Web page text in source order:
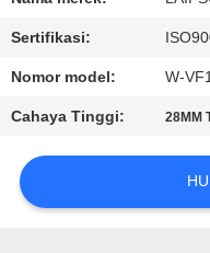
KAMI
PERMINTAAN
PENAWARAN
Sertifikasi:
Nomor model: W-
Cahaya Tinggi: 28MM